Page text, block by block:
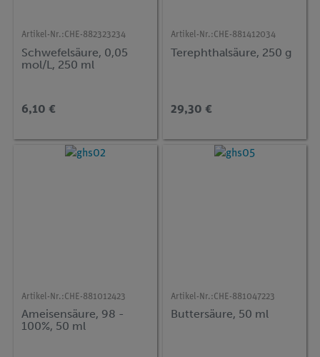
Artikel-Nr.:CHE-882323234
Schwefelsäure, 0,05
mol/L, 250 ml
6,10 €
Artikel-Nr.:CHE-881412034
Terephthalsäure, 250 g
29,30 €
Artikel-Nr.:CHE-881012423
Ameisensäure, 98 -
100%, 50 ml
Artikel-Nr.:CHE-881047223
Buttersäure, 50 ml